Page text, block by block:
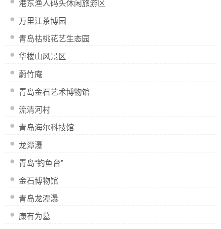
港东渔人码头休闲旅游区
万里江茶博园
青岛枯桃花艺生态园
华楼山风景区
蔚竹庵
青岛金石艺术博物馆
流清河村
青岛海尔科技馆
龙潭瀑
青岛“钓鱼台”
金石博物馆
青岛龙潭瀑
康有为墓